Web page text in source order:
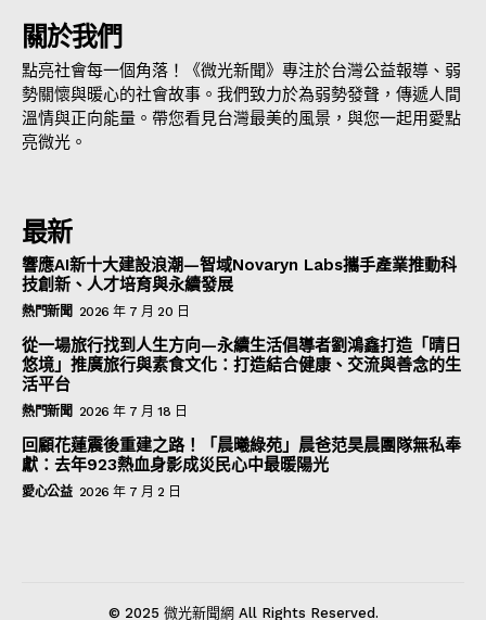
關於我們
點亮社會每一個角落！《微光新聞》專注於台灣公益報導、弱
勢關懷與暖心的社會故事。我們致力於為弱勢發聲，傳遞人間
溫情與正向能量。帶您看見台灣最美的風景，與您一起用愛點
亮微光。
最新
響應AI新十大建設浪潮—智域Novaryn Labs攜手產業推動科
技創新、人才培育與永續發展
熱門新聞 2026 年 7 月 20 日
從一場旅行找到人生方向—永續生活倡導者劉鴻鑫打造「晴日
悠境」推廣旅行與素食文化：打造結合健康、交流與善念的生
活平台
熱門新聞 2026 年 7 月 18 日
回顧花蓮震後重建之路！「晨曦綠苑」晨爸范昊晨團隊無私奉
獻：去年923熱血身影成災民心中最暖陽光
愛心公益 2026 年 7 月 2 日
© 2025 微光新聞網 All Rights Reserved.